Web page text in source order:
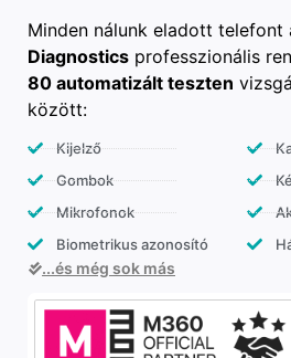
Minden nálunk eladott telefont
Diagnostics professzionális
80 automatizált teszten
között:
Kijelző
Gombok
Mikrofonok
Biometrikus azonosító
...és még sok más